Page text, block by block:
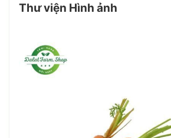
Thư viện Hình ảnh